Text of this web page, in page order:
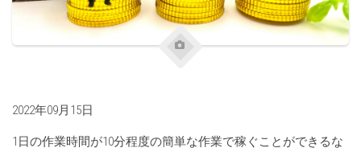
2022年09月15日
1日の作業時間が10分程度の簡単な作業で稼ぐことができるな